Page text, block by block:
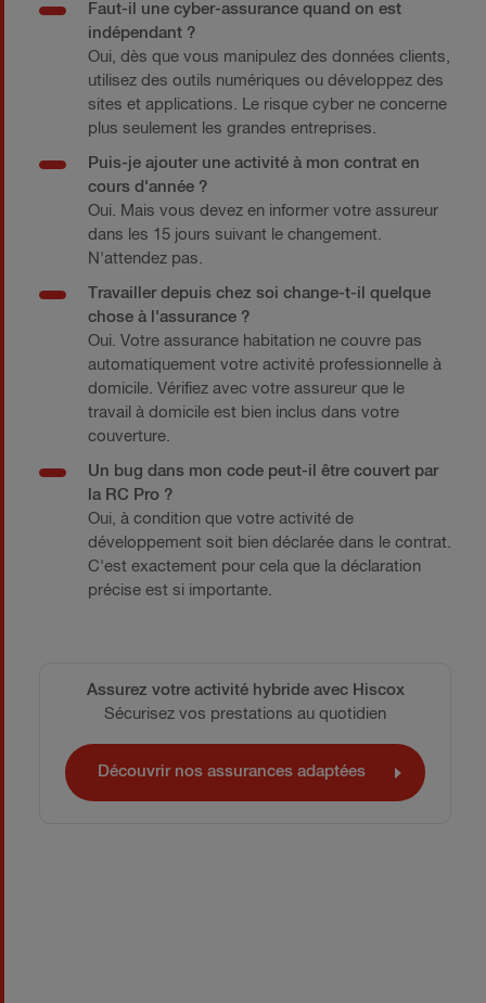
Faut-il une cyber-assurance quand on est
indépendant ?
Oui, dès que vous manipulez des données clients,
utilisez des outils numériques ou développez des
sites et applications. Le risque cyber ne concerne
plus seulement les grandes entreprises.
Puis-je ajouter une activité à mon contrat en
cours d'année ?
Oui. Mais vous devez en informer votre assureur
dans les 15 jours suivant le changement.
N'attendez pas.
Travailler depuis chez soi change-t-il quelque
chose à l'assurance ?
Oui. Votre assurance habitation ne couvre pas
automatiquement votre activité professionnelle à
domicile. Vérifiez avec votre assureur que le
travail à domicile est bien inclus dans votre
couverture.
Un bug dans mon code peut-il être couvert par
la RC Pro ?
Oui, à condition que votre activité de
développement soit bien déclarée dans le contrat.
C'est exactement pour cela que la déclaration
précise est si importante.
Assurez votre activité hybride avec Hiscox
Sécurisez vos prestations au quotidien
Découvrir nos assurances adaptées